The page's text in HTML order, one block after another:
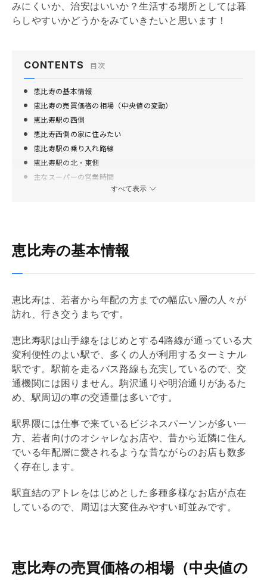
13/16 恵比寿の食環境
15/16 渋谷区の世帯構成
16/16 まとめ
みにくいか、治安はいいか？生活する場所としては暮
らしやすいかどうかをみていきたいと思います！
CONTENTS 目次
恵比寿の基本情報
恵比寿の売買価格の相場（中央値の変動）
恵比寿駅の西側
恵比寿西側の家に住みたい
恵比寿駅の乗り入れ路線
恵比寿駅の北・東側
主なスーパーの営業時間
恵比寿の東方面は高級住宅街
恵比寿周辺の学校
恵比寿は住みやすい？口コミ
まとめ
すべて表示
恵比寿の基本情報
恵比寿は、若者から年配の方までの幅広い層の人々が
訪れ、行き交うまちです。
恵比寿駅は山手線をはじめとする4路線が通っている大
変利便性のよい駅で、多くの人が利用するターミナル
駅です。駅前を走るバス路線も充実しているので、交
通機関には困りません。駒沢通りや明治通りがあるた
め、駅周辺の車の交通量は多いです。
駅界隈には仕事で来ているビジネスパーソンが多い一
方、若者向けのオシャレなお店や、昔から近隣に住ん
でいる年配層に愛されるような昔ながらのお店も数多
く存在します。
駅直結のアトレをはじめとした多種多様なお店が点在
しているので、周辺は大変住みやすい町並みです。
恵比寿の売買価格の相場（中央値の